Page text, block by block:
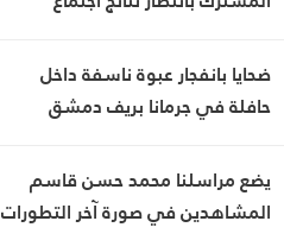
ضحايا بانفجار عبوة ناسفة داخل
حافلة في جرمانا بريف دمشق
يضع مراسلنا محمد حسن قاسم
المشاهدين في صورة آخر التطورات